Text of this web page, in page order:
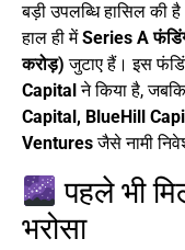
बड़ी उपलब्धि हासिल की
हाल ही मेंSeries A
करोड़) जुटाए हैं। इस
Capital ने किया है,
Capital, BlueHill
Venturesजैसे नामी
पहले भी
भरोसा